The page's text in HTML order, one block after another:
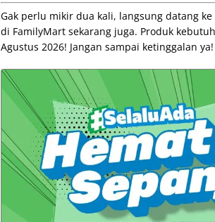
Gak perlu mikir dua kali, langsung datang
di FamilyMart sekarang juga. Produk
Agustus 2026! Jangan sampai ketinggalan ya!